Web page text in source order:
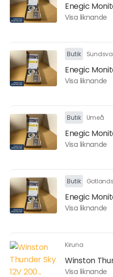
Enegic
Visa liknande
Butik
Enegic
Visa liknande
Butik Umeå
Enegic
Visa liknande
Butik
Enegic
Visa liknande
Kiruna
Winston
Visa liknande